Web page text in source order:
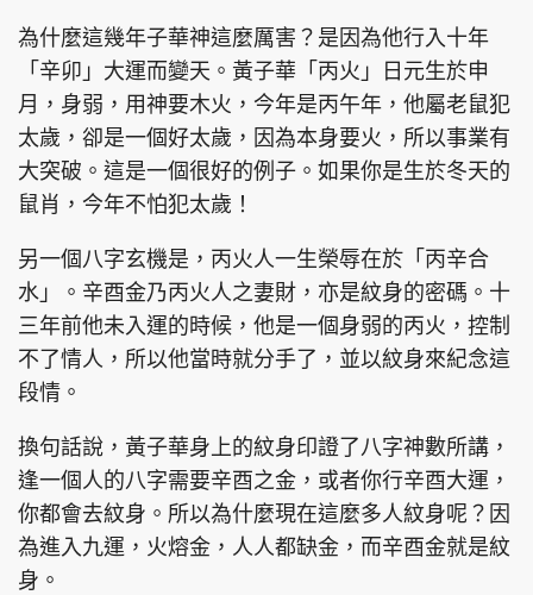
親子王 Oh!爸媽 JobMarket
頭條搵工 EDUPLUS
關於我們
聯絡我們
隱私政策聲明
使用條款
版權及免責聲明
Copyright © 東周網 版權所有 . 不得轉載
©Eastweek.com.hk. All rights reserved.
為什麼這幾年子華神這麼厲害？是因為他行入十年
「辛卯」大運而變天。黃子華「丙火」日元生於申
月，身弱，用神要木火，今年是丙午年，他屬老鼠犯
太歲，卻是一個好太歲，因為本身要火，所以事業有
大突破。這是一個很好的例子。如果你是生於冬天的
鼠肖，今年不怕犯太歲！
另一個八字玄機是，丙火人一生榮辱在於「丙辛合
水」。辛酉金乃丙火人之妻財，亦是紋身的密碼。十
三年前他未入運的時候，他是一個身弱的丙火，控制
不了情人，所以他當時就分手了，並以紋身來紀念這
段情。
換句話說，黃子華身上的紋身印證了八字神數所講，
逢一個人的八字需要辛酉之金，或者你行辛酉大運，
你都會去紋身。所以為什麼現在這麼多人紋身呢？因
為進入九運，火熔金，人人都缺金，而辛酉金就是紋
身。